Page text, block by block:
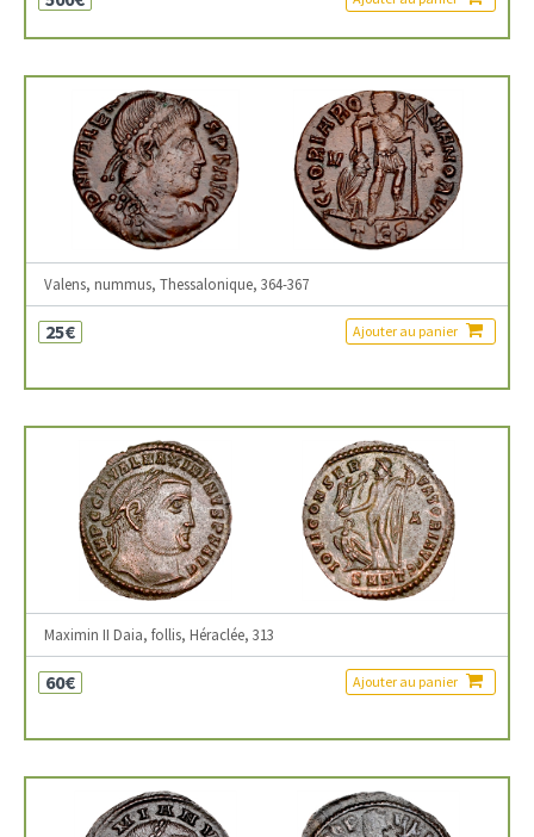
Valens, nummus, Thessalonique, 364-367
25€ Ajouter au panier
Maximin II Daia, follis, Héraclée, 313
60€ Ajouter au panier